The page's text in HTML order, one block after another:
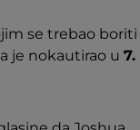
se trebao boriti
je nokautirao u 7.